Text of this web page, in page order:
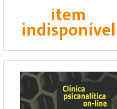
item
indisponível